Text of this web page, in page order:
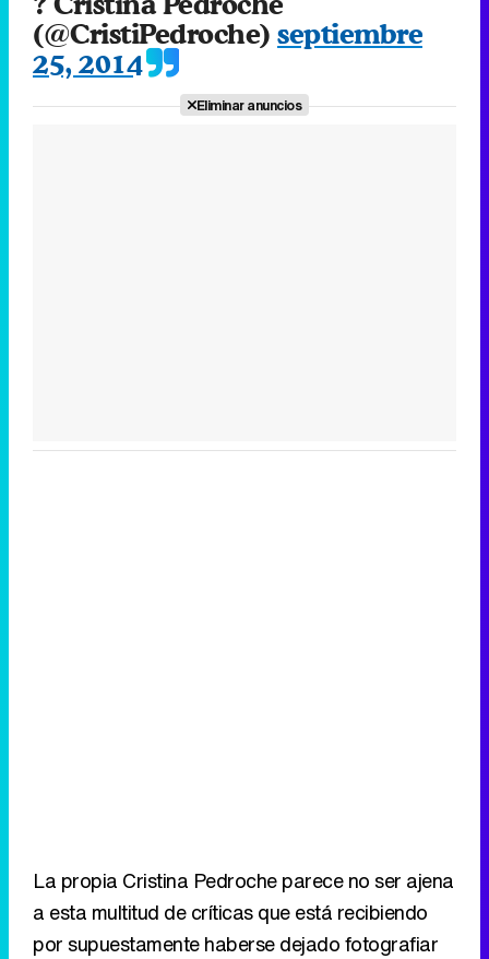
(@CristiPedroche) septiembre
25, 2014
Eliminar anuncios
La propia Cristina Pedroche parece no ser ajena
a esta multitud de críticas que está recibiendo
por supuestamente haberse dejado fotografiar